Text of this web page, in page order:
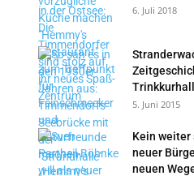
6. Juli 2018
5. Juni 2015
Kein weiter
neuer
neuen